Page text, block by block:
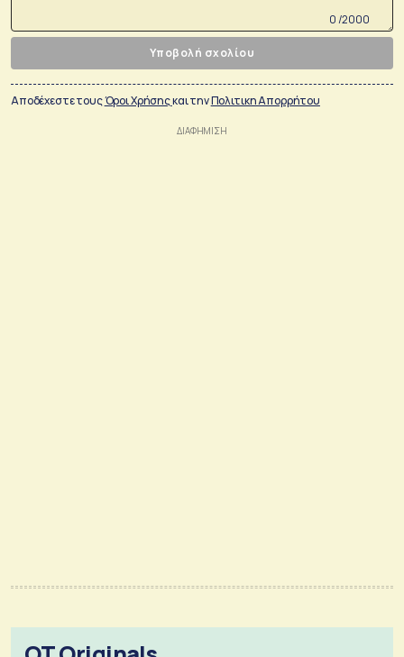
0 /2000
Υποβολή σχολίου
Αποδέχεστε τουςΌροι Χρήσηςκαι τηνΠολιτικη Απορρήτου